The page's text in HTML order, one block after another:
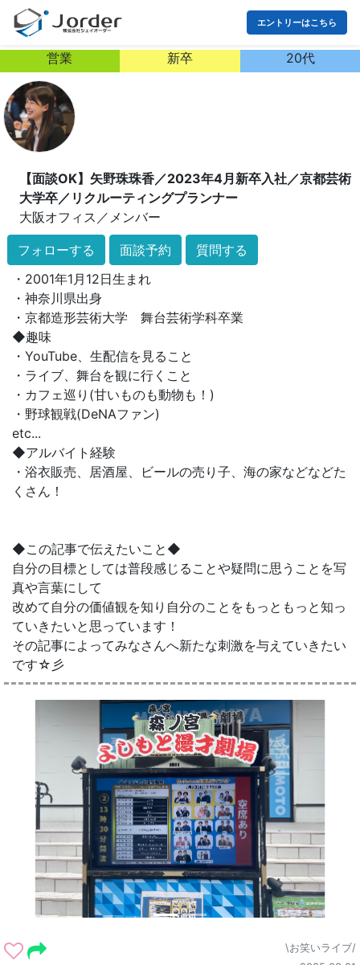
エントリーはこちら
営業 新卒 20代
【面談OK】矢野珠珠香／2023年4月新卒入社／京都芸術
大学卒／リクルーティングプランナー
大阪オフィス ／ メンバー
フォローする 面談予約 質問する
2023年入社の社会人2年目です❀
◆profile◆
・2001年1月12日生まれ
・神奈川県出身
・京都造形芸術大学 舞台芸術学科卒業
◆趣味
・YouTube、生配信を見ること
・ライブ、舞台を観に行くこと
・カフェ巡り(甘いものも動物も！)
・野球観戦(DeNAファン)
etc...
◆アルバイト経験
・浴衣販売、居酒屋、ビールの売り子、海の家などなどた
くさん！
◆この記事で伝えたいこと◆
自分の目標としては普段感じることや疑問に思うことを写
真や言葉にして
改めて自分の価値観を知り自分のことをもっともっと知っ
ていきたいと思っています！
その記事によってみなさんへ新たな刺激を与えていきたい
です☆彡
\お笑いライブ/